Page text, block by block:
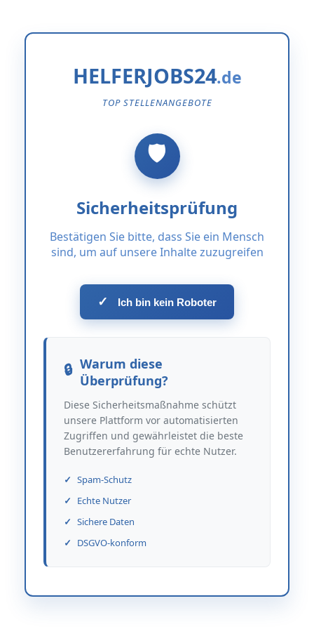
HELFERJOBS24
TOP STELLENANGEBOTE
Sicherheitsprüfung
Bestätigen Sie bitte, dass Sie ein Mensch
sind, um auf unsere Inhalte zuzugreifen
✓ Ich bin kein Roboter
Warum diese
Überprüfung?
Diese Sicherheitsmaßnahme schützt
unsere Plattform vor automatisierten
Zugriffen und gewährleistet die beste
Benutzererfahrung für echte Nutzer.
Spam-Schutz
Echte Nutzer
Sichere Daten
DSGVO-konform